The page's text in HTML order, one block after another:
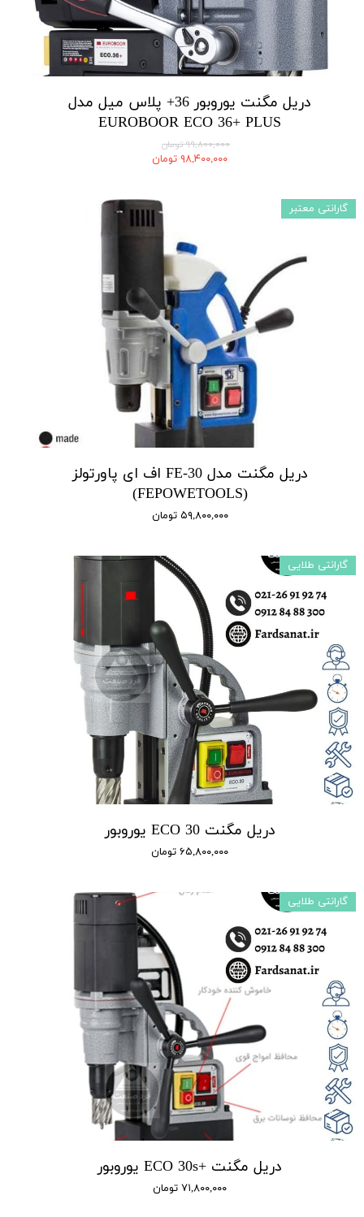
دریل مگنت یوروبور 36+ پلاس میل مدل
EUROBOOR ECO 36+ PLUS
۹۹,۸۰۰,۰۰۰ تومان
۹۸,۴۰۰,۰۰۰ تومان
دریل مگنت مدل FE-30 اف ای پاورتولز
(FEPOWETOOLS)
۵۹,۸۰۰,۰۰۰ تومان
گارانتی معتبر
دریل مگنت ECO 30 یوروبور
۶۵,۸۰۰,۰۰۰ تومان
گارانتی طلایی
دریل مگنت +ECO 30s یوروبور
۷۱,۸۰۰,۰۰۰ تومان
گارانتی طلایی